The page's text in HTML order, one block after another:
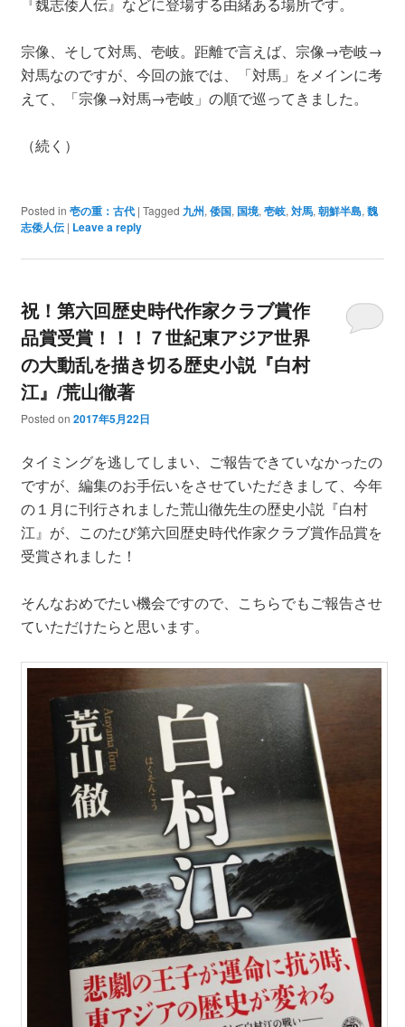
『魏志倭人伝』などに登場する由緒ある場所です。
宗像、そして対馬、壱岐。距離で言えば、宗像→壱岐→
対馬なのですが、今回の旅では、「対馬」をメインに考
えて、「宗像→対馬→壱岐」の順で巡ってきました。
（続く）
Posted in 壱の重：古代 | Tagged 九州, 倭国, 国境, 壱岐, 対馬, 朝鮮半島, 魏
志倭人伝 | Leave a reply
祝！第六回歴史時代作家クラブ賞作
品賞受賞！！！７世紀東アジア世界
の大動乱を描き切る歴史小説『白村
江』/荒山徹著
Posted on 2017年5月22日
タイミングを逃してしまい、ご報告できていなかったの
ですが、編集のお手伝いをさせていただきまして、今年
の１月に刊行されました荒山徹先生の歴史小説『白村
江』が、このたび第六回歴史時代作家クラブ賞作品賞を
受賞されました！
そんなおめでたい機会ですので、こちらでもご報告させ
ていただけたらと思います。